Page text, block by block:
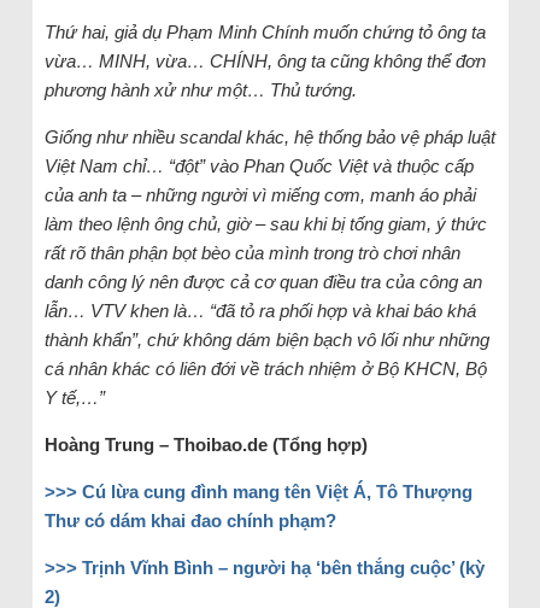
Thứ hai, giả dụ Phạm Minh Chính muốn chứng tỏ ông ta
vừa… MINH, vừa… CHÍNH, ông ta cũng không thể đơn
phương hành xử như một… Thủ tướng.
Giống như nhiều scandal khác, hệ thống bảo vệ pháp luật
Việt Nam chỉ… “đột” vào Phan Quốc Việt và thuộc cấp
của anh ta – những người vì miếng cơm, manh áo phải
làm theo lệnh ông chủ, giờ – sau khi bị tống giam, ý thức
rất rõ thân phận bọt bèo của mình trong trò chơi nhân
danh công lý nên được cả cơ quan điều tra của công an
lẫn… VTV khen là… “đã tỏ ra phối hợp và khai báo khá
thành khẩn”, chứ không dám biện bạch vô lối như những
cá nhân khác có liên đới về trách nhiệm ở Bộ KHCN, Bộ
Y tế,…”
Hoàng Trung – Thoibao.de (Tổng hợp)
>>> Cú lừa cung đình mang tên Việt Á, Tô Thượng
Thư có dám khai đao chính phạm?
>>> Trịnh Vĩnh Bình – người hạ ‘bên thắng cuộc’ (kỳ
2)